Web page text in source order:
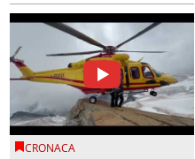
CRONACA